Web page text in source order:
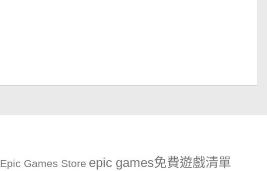
Epic Games Store epic games免費遊戲清單